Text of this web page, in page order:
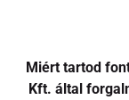
Miért tartod
Kft. által